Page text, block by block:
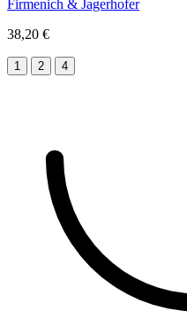
Firmenich & Jagerhofer
38,20 €
1 2 4